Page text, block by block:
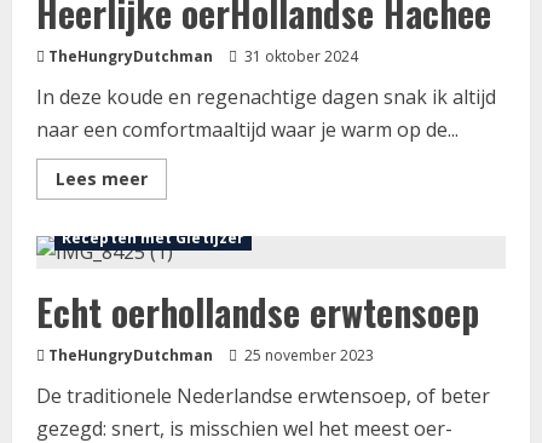
Heerlijke oerHollandse Hachee
TheHungryDutchman 31 oktober 2024
In deze koude en regenachtige dagen snak ik altijd
naar een comfortmaaltijd waar je warm op de...
Lees meerLees
meer
oerHollandse
Hachee
Recepten met Gietijzer
Echt oerhollandse erwtensoep
TheHungryDutchman 25 november 2023
De traditionele Nederlandse erwtensoep, of beter
gezegd: snert, is misschien wel het meest oer-